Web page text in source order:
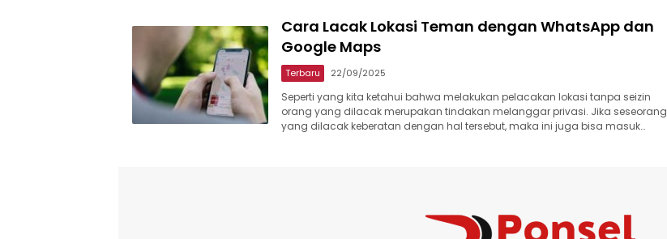
Cara Lacak Lokasi Teman dengan WhatsApp dan
Google Maps
Terbaru 22/09/2025
Seperti yang kita ketahui bahwa melakukan pelacakan lokasi tanpa seizin
orang yang dilacak merupakan tindakan melanggar privasi. Jika seseorang
yang dilacak keberatan dengan hal tersebut, maka ini juga bisa masuk…